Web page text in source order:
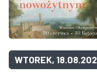
WTOREK,